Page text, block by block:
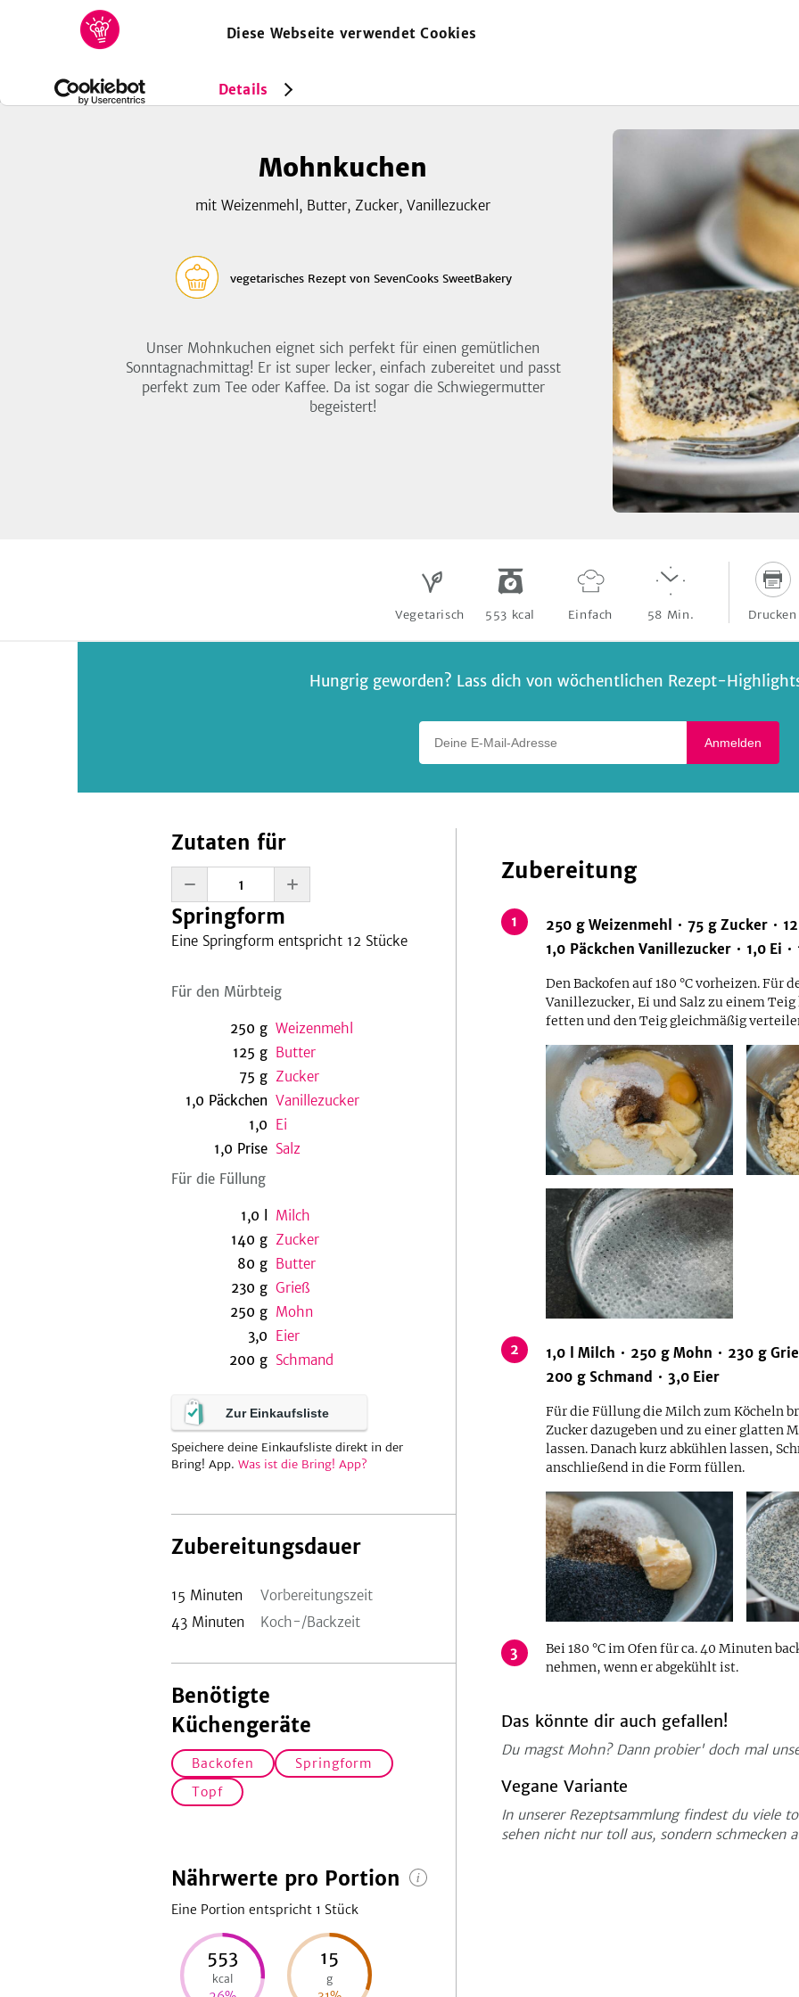
Diese Webseite verwendet Cookies
Details
REZEPTE SAMMLUNGEN MAGAZIN
Rezepte Vegetarisch Mohnkuchen
Bild
3
zeigen
Mohnkuchen
mit Weizenmehl, Butter, Zucker, Vanillezucker
vegetarisches Rezeptvon SevenCooks SweetBakery
Unser Mohnkuchen eignet sich perfekt für einen gemütlichen
Sonntagnachmittag! Er ist super lecker, einfach zubereitet und passt
perfekt zum Tee oder Kaffee. Da ist sogar die Schwiegermutter
begeistert!
Vegetarisch 553 kcal Einfach 58 Min. Drucken
Hungrig geworden? Lass dich von wöchentlichen Rezept-
Anmelden
Zutaten für
Springform
Eine Springform entspricht 12 Stücke
Für den Mürbteig
250 g Weizenmehl
125 g Butter
75 g Zucker
1,0 Päckchen Vanillezucker
1,0 Ei
1,0 Prise Salz
Für die Füllung
1,0
Milch
140 g Zucker
80 g Butter
230 g Grieß
250 g Mohn
3,0 Eier
200 g Schmand
Zur Einkaufsliste
Speichere deine Einkaufsliste direkt in der
Bring! App. Was ist die Bring! App?
Zubereitungsdauer
15 Minuten
Vorbereitungszeit
43 Minuten Koch-/Backzeit
Benötigte
Küchengeräte
Backofen
Springform
Topf
Nährwerte pro Portion
Eine Portion entspricht 1 Stück
553
kcal
15
g
Zubereitung
1 250 g Weizenmehl 75 g Zucker
1,0 Päckchen Vanillezucker 1,0 Ei
Den Backofen auf 180 °C vorheizen. Für
Vanillezucker, Ei und Salz zu einem
fetten und den Teig gleichmäßig
2 1,0 Milch 250 g Mohn 230 g
200 g Schmand 3,0 Eier
Für die Füllung die Milch zum Köcheln
Zucker dazugeben und zu einer glatten
lassen. Danach kurz abkühlen lassen,
anschließend in die Form füllen.
3
Bei 180 °C im Ofen für ca. 40 Minuten
nehmen, wenn er abgekühlt ist.
Das könnte dir auch gefallen!
Du magst Mohn? Dann probier' doch mal
Vegane Variante
In unserer Rezeptsammlung findest du viele
sehen nicht nur toll aus, sondern schmecken